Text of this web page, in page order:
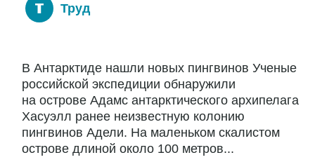
Труд
В Антарктиде нашли новых пингвинов Ученые
российской экспедиции обнаружили
на острове Адамс антарктического архипелага
Хасуэлл ранее неизвестную колонию
пингвинов Адели. На маленьком скалистом
острове длиной около 100 метров...